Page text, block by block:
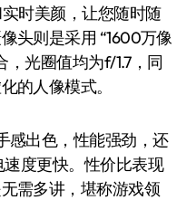
时美颜，让您随时随
头则是采用 “1600万像
光圈值均为f/1.7，同
的人像模式。
出色，性能强劲，还
度更快。性价比表现
需多讲，堪称游戏领